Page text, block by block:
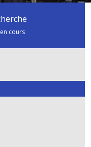
cours